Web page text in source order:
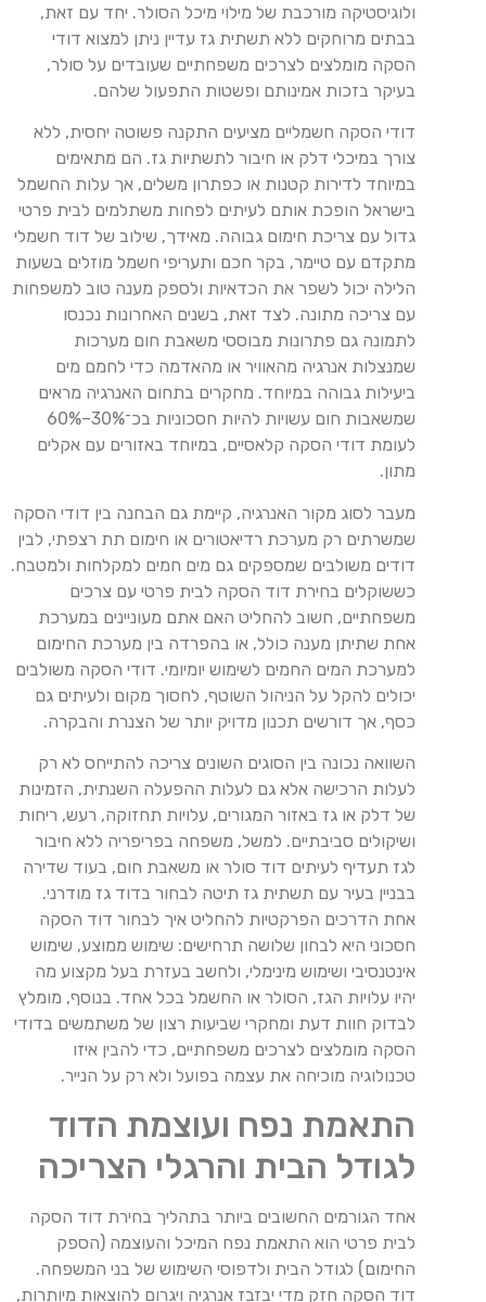
ולוגיסטיקה מורכבת של מילוי מיכל הסולר. יחד עם זאת,
בבתים מרוחקים ללא תשתית גז עדיין ניתן למצוא דודי
הסקה מומלצים לצרכים משפחתיים שעובדים על סולר,
בעיקר בזכות אמינותם ופשטות התפעול שלהם.
דודי הסקה חשמליים מציעים התקנה פשוטה יחסית, ללא
צורך במיכלי דלק או חיבור לתשתיות גז. הם מתאימים
במיוחד לדירות קטנות או כפתרון משלים, אך עלות החשמל
בישראל הופכת אותם לעיתים לפחות משתלמים לבית פרטי
גדול עם צריכת חימום גבוהה. מאידך, שילוב של דוד חשמלי
מתקדם עם טיימר, בקר חכם ותעריפי חשמל מוזלים בשעות
הלילה יכול לשפר את הכדאיות ולספק מענה טוב למשפחות
עם צריכה מתונה. לצד זאת, בשנים האחרונות נכנסו
לתמונה גם פתרונות מבוססי משאבת חום מערכות
שמנצלות אנרגיה מהאוויר או מהאדמה כדי לחמם מים
ביעילות גבוהה במיוחד. מחקרים בתחום האנרגיה מראים
שמשאבות חום עשויות להיות חסכוניות בכ־30%–60%
לעומת דודי הסקה קלאסיים, במיוחד באזורים עם אקלים
מעבר לסוג מקור האנרגיה, קיימת גם הבחנה בין דודי הסקה
שמשרתים רק מערכת רדיאטורים או חימום תת רצפתי, לבין
דודים משולבים שמספקים גם מים חמים למקלחות ולמטבח.
כששוקלים בחירת דוד הסקה לבית פרטי עם צרכים
משפחתיים, חשוב להחליט האם אתם מעוניינים במערכת
אחת שתיתן מענה כולל, או בהפרדה בין מערכת החימום
למערכת המים החמים לשימוש יומיומי. דודי הסקה משולבים
יכולים להקל על הניהול השוטף, לחסוך מקום ולעיתים גם
כסף, אך דורשים תכנון מדויק יותר של הצנרת והבקרה.
השוואה נכונה בין הסוגים השונים צריכה להתייחס לא רק
לעלות הרכישה אלא גם לעלות ההפעלה השנתית, הזמינות
של דלק או גז באזור המגורים, עלויות תחזוקה, רעש, ריחות
ושיקולים סביבתיים. למשל, משפחה בפריפריה ללא חיבור
לגז תעדיף לעיתים דוד סולר או משאבת חום, בעוד שדירה
בבניין בעיר עם תשתית גז תיטה לבחור בדוד גז מודרני.
אחת הדרכים הפרקטיות להחליט איך לבחור דוד הסקה
חסכוני היא לבחון שלושה תרחישים: שימוש ממוצע, שימוש
אינטנסיבי ושימוש מינימלי, ולחשב בעזרת בעל מקצוע מה
יהיו עלויות הגז, הסולר או החשמל בכל אחד. בנוסף, מומלץ
לבדוק חוות דעת ומחקרי שביעות רצון של משתמשים בדודי
הסקה מומלצים לצרכים משפחתיים, כדי להבין איזו
טכנולוגיה מוכיחה את עצמה בפועל ולא רק על הנייר.
התאמת נפח ועוצמת הדוד
לגודל הבית והרגלי הצריכה
אחד הגורמים החשובים ביותר בתהליך בחירת דוד הסקה
לבית פרטי הוא התאמת נפח המיכל והעוצמה (הספק
החימום) לגודל הבית ולדפוסי השימוש של בני המשפחה.
דוד הסקה חזק מדי יבזבז אנרגיה ויגרום להוצאות מיותרות,